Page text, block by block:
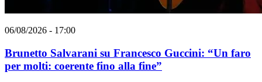
06/08/2026 - 17:00
Brunetto Salvarani su Francesco Guccini: “Un faro
per molti: coerente fino alla fine”